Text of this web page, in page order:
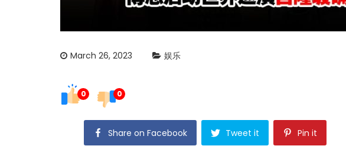
March 26, 2023 娱乐
0 0
Share on Facebook Tweet it Pin it